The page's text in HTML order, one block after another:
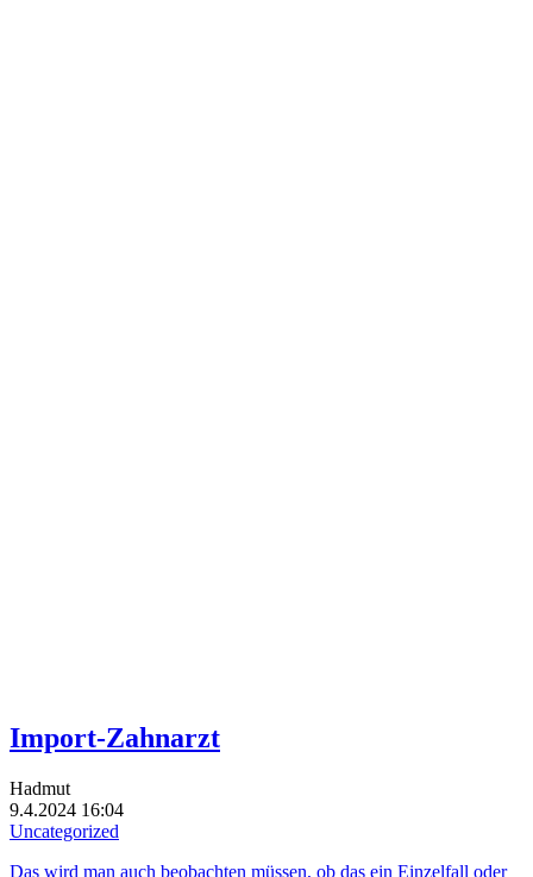
Import-Zahnarzt
Hadmut
9.4.2024 16:04
Uncategorized
Das wird man auch beobachten müssen, ob das ein Einzelfall oder